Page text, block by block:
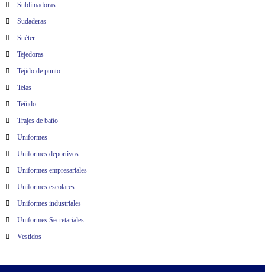
Sublimadoras
Sudaderas
Suéter
Tejedoras
Tejido de punto
Telas
Teñido
Trajes de baño
Uniformes
Uniformes deportivos
Uniformes empresariales
Uniformes escolares
Uniformes industriales
Uniformes Secretariales
Vestidos